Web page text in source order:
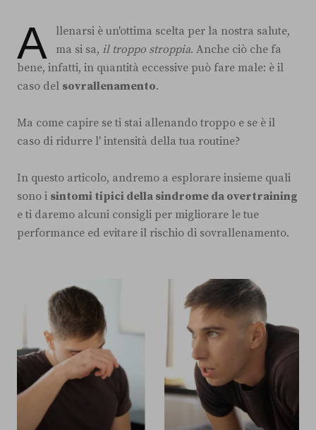
A
llenarsi è un'ottima scelta per la nostra salute,
ma si sa, il troppo stroppia. Anche ciò che fa
bene, infatti, in quantità eccessive può fare male: è il
caso del sovrallenamento.
Ma come capire se ti stai allenando troppo e se è il
caso di ridurre l' intensità della tua routine?
In questo articolo, andremo a esplorare insieme quali
sono i sintomi tipici della sindrome da overtraining
e ti daremo alcuni consigli per migliorare le tue
performance ed evitare il rischio di sovrallenamento.